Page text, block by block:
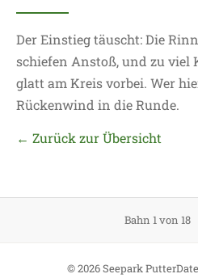
Der Einstieg täuscht: Die
schiefen Anstoß, und zu viel
glatt am Kreis vorbei. Wer
Rückenwind in die Runde.
← Zurück zur Übersicht
Bahn 1 von 18
©2026Seepark Putter